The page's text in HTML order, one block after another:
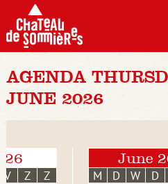
AGENDA
JUNE 2026
V Z Z
June
M D W D